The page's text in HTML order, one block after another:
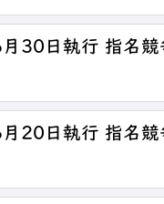
30日執行 指名競
20日執行 指名競